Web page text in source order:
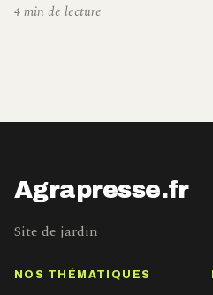
4 min de lecture
Agrapresse.fr
Site de jardin
NOS THÉMATIQUES